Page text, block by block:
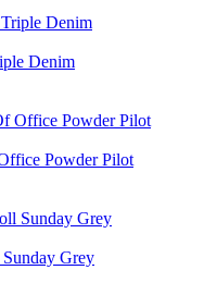
Denim
Powder Pilot
Grey